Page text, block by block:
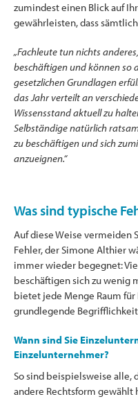
zumindest einen Blick auf
gewährleisten, dass
„Fachleute tun nichts
beschäftigen und können so
gesetzlichen Grundlagen
das Jahr verteilt an
Wissensstand aktuell zu
Selbständige natürlich
zu beschäftigen und sich
anzueignen.“
Was sind typische
Auf diese Weise vermeiden
Fehler, der Simone Althier
immer wieder begegnet:
beschäftigen sich zu wenig
bietet jede Menge Raum für
grundlegende
Wann sind Sie
Einzelunternehmer?
So sind beispielsweise alle,
andere Rechtsform